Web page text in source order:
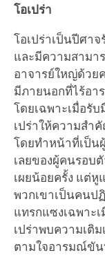
โอเปร่า
โอเปร่าเป็นปีศา
และมีความสามา
อาจารย์ใหญ่ด้วย
มีภายนอกที่ไร้อ
โดยเฉพาะเมื่อรั
เปร่าให้ความสำ
โดยทำหน้าที่เป็น
เลยของผู้คนรอบ
เผยน้อยครั้ง แต่หู
พวกเขาเป็นคนป
แทรกแซงเฉพาะ
เปร่าพบความเติ
ตามใจอารมณ์ขั